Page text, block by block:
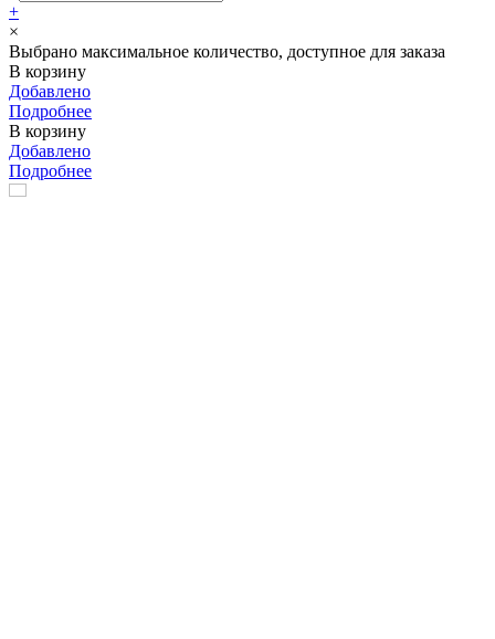
+
×
Выбрано максимальное количество, доступное для заказа
В корзину
Добавлено
Подробнее
В корзину
Добавлено
Подробнее